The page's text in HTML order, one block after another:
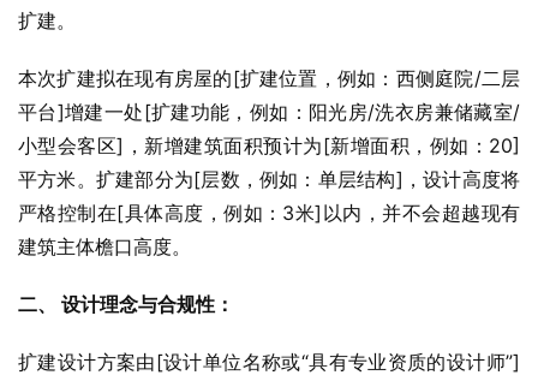
扩建。
本次扩建拟在现有房屋的[扩建位置，例如：西侧庭院/二层
平台]增建一处[扩建功能，例如：阳光房/洗衣房兼储藏室/
小型会客区]，新增建筑面积预计为[新增面积，例如：20]
平方米。扩建部分为[层数，例如：单层结构]，设计高度将
严格控制在[具体高度，例如：3米]以内，并不会超越现有
建筑主体檐口高度。
二、 设计理念与合规性：
扩建设计方案由[设计单位名称或“具有专业资质的设计师”]